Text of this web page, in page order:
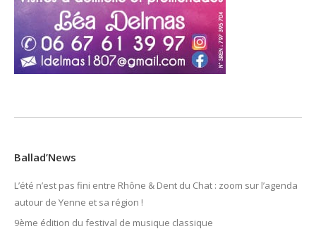
Ballad’News
L’été n’est pas fini entre Rhône & Dent du Chat : zoom sur l’agenda
autour de Yenne et sa région !
9ème édition du festival de musique classique